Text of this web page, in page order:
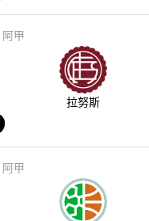
阿甲
拉努斯
阿甲